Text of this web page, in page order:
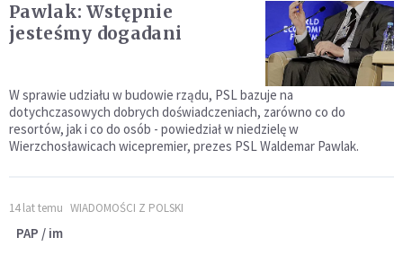
Pawlak: Wstępnie
jesteśmy dogadani
W sprawie udziału w budowie rządu, PSL bazuje na
dotychczasowych dobrych doświadczeniach, zarówno co do
resortów, jak i co do osób - powiedział w niedzielę w
Wierzchosławicach wicepremier, prezes PSL Waldemar Pawlak.
14 lat temu WIADOMOŚCI Z POLSKI
PAP / im